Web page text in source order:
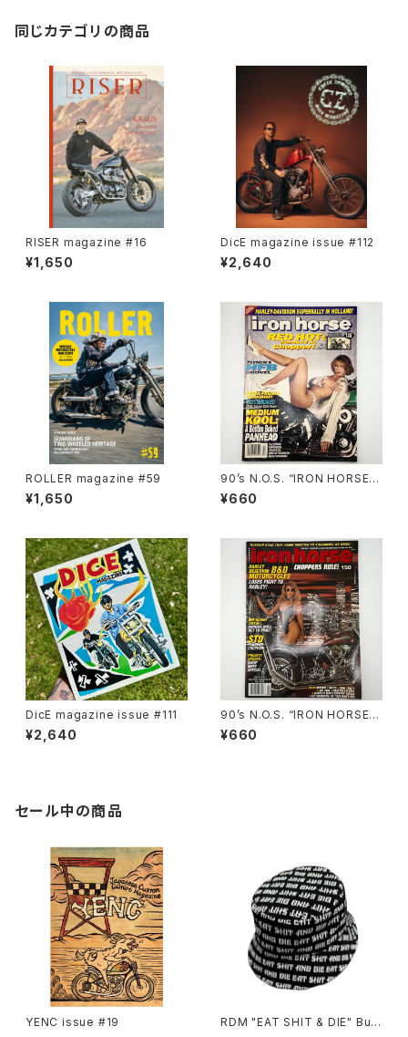
同じカテゴリの商品
RISER magazine #16
¥1,650
DicE magazine issue #112
¥2,640
ROLLER magazine #59
¥1,650
90’s N.O.S. “IRON HORSE”
magazine #138(Dec.’95 iss
ue)
¥660
DicE magazine issue #111
¥2,640
90’s N.O.S. “IRON HORSE”
magazine #150(Apr.’93 iss
ue)
¥660
セール中の商品
YENC issue #19
RDM "EAT SHIT & DIE" Buc